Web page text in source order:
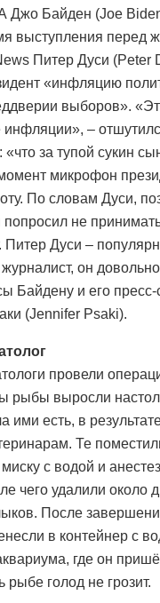
Джо Байден (Joe
выступления перед
Питер Дуси (Peter
«инфляцию
выборов».
инфляции», –
«что за тупой сукин
микрофон
По словам Дуси,
попросил не
Питер Дуси –
он
Байдену и его пресс-
(Jennifer Psaki).
провели
рыбы выросли
ими есть, в
Те
с водой и
чего удалили около
После
в контейнер с
где он
рыбе голод не грозит.